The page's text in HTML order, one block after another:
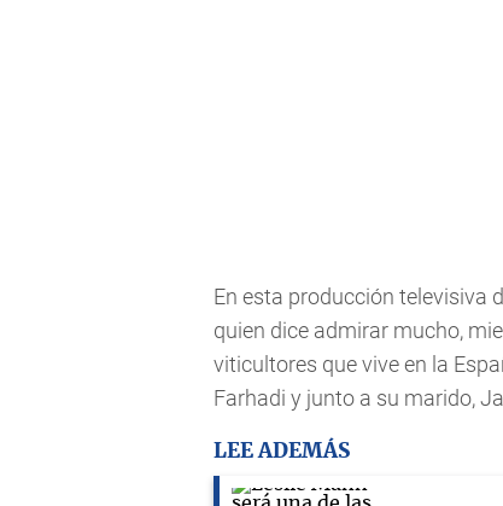
En esta producción televisiva
quien dice admirar mucho,
viticultores que vive en la
Farhadi y junto a su marido,
LEE ADEMÁS